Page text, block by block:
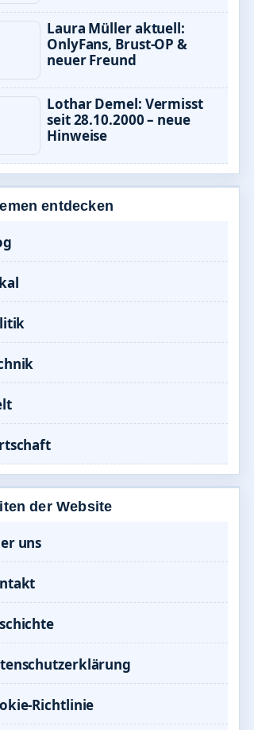
Laura Müller aktuell:
OnlyFans, Brust-OP &
neuer Freund
Lothar Demel: Vermisst
seit 28.10.2000 – neue
Hinweise
entdecken
der Website
uns
Richtlinie